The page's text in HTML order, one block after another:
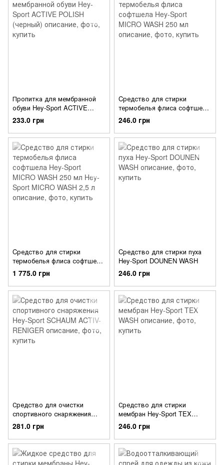
Пропитка для мембранной
обуви Hey-Sport ACTIVE
POLISH (черный)
233.0 грн
Cредство для стирки
термобелья флиса софтшела
Hey-Sport MIСRO WASH 250
мл
246.0 грн
Cредство для стирки
термобелья флиса софтшела
Hey-Sport MIСRO WASH 250
мл Hey-Sport MICRO WASH
2,5 л
1 775.0 грн
Cредство для стирки пуха
Hey-Sport DOUNEN WASH
246.0 грн
Средство для очистки
спортивного снаряжения
Hey-Sport SCHAUM ACTIV-
RENIGER
281.0 грн
Средство для стирки
мембран Hey-Sport TEX
WASH
246.0 грн